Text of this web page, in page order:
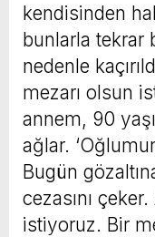
kendisinden
bunlarla tekrar
nedenle
mezarı olsun
annem, 90
ağlar.
Bugün
cezasını
istiyoruz. Bir